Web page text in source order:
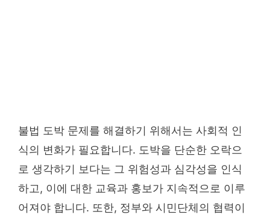
불법 도박 문제를 해결하기 위해서는 사회적 인
식의 변화가 필요합니다. 도박을 단순한 오락으
로 생각하기 보다는 그 위험성과 심각성을 인식
하고, 이에 대한 교육과 홍보가 지속적으로 이루
어져야 합니다. 또한, 정부와 시민단체의 협력이